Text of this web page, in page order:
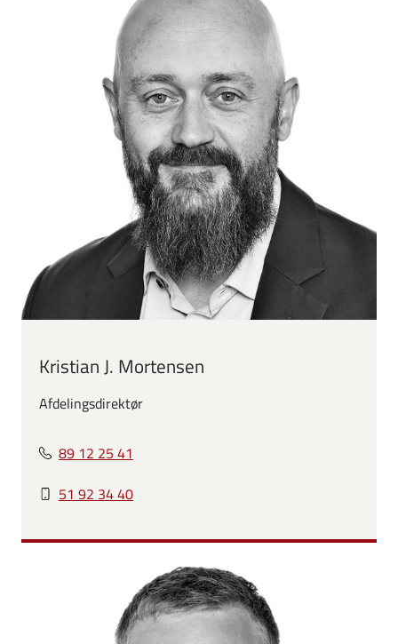
Kristian J. Mortensen
Afdelingsdirektør
89 12 25 41
51 92 34 40